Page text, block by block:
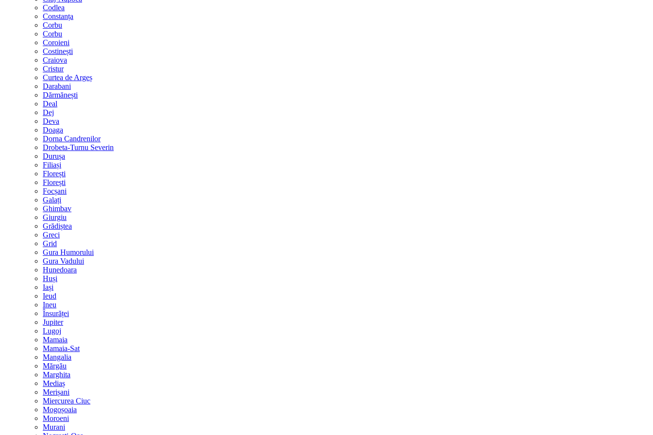
Codlea
Constanța
Corbu
Corbu
Coroieni
Costinești
Craiova
Cristur
Curtea de Argeș
Darabani
Dărmănești
Deal
Dej
Deva
Doaga
Dorna Candrenilor
Drobeta-Turnu Severin
Durușa
Filiași
Florești
Florești
Focșani
Galați
Ghimbav
Giurgiu
Grădiștea
Greci
Grid
Gura Humorului
Gura Vadului
Hunedoara
Huși
Iași
Ieud
Ineu
Însurăței
Jupiter
Lugoj
Mamaia
Mamaia-Sat
Mangalia
Mărgău
Marghita
Mediaș
Merișani
Miercurea Ciuc
Mogoșoaia
Moroeni
Murani